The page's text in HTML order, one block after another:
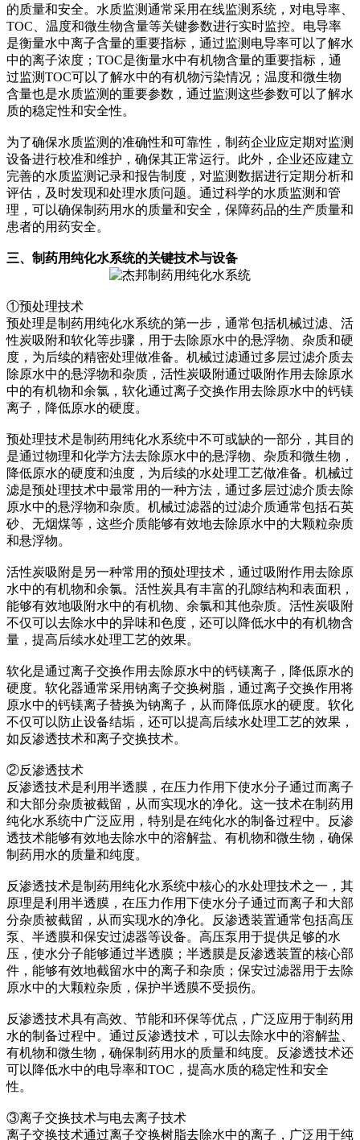
的质量和安全。水质监测通常采用在线监测系统，对电导率、
TOC、温度和微生物含量等关键参数进行实时监控。电导率
是衡量水中离子含量的重要指标，通过监测电导率可以了解水
中的离子浓度；TOC是衡量水中有机物含量的重要指标，通
过监测TOC可以了解水中的有机物污染情况；温度和微生物
含量也是水质监测的重要参数，通过监测这些参数可以了解水
质的稳定性和安全性。
为了确保水质监测的准确性和可靠性，制药企业应定期对监测
设备进行校准和维护，确保其正常运行。此外，企业还应建立
完善的水质监测记录和报告制度，对监测数据进行定期分析和
评估，及时发现和处理水质问题。通过科学的水质监测和管
理，可以确保制药用水的质量和安全，保障药品的生产质量和
患者的用药安全。
三、制药用纯化水系统的关键技术与设备
①预处理技术
预处理是制药用纯化水系统的第一步，通常包括机械过滤、活
性炭吸附和软化等步骤，用于去除原水中的悬浮物、杂质和硬
度，为后续的精密处理做准备。机械过滤通过多层过滤介质去
除原水中的悬浮物和杂质，活性炭吸附通过吸附作用去除原水
中的有机物和余氯，软化通过离子交换作用去除原水中的钙镁
离子，降低原水的硬度。
预处理技术是制药用纯化水系统中不可或缺的一部分，其目的
是通过物理和化学方法去除原水中的悬浮物、杂质和微生物，
降低原水的硬度和浊度，为后续的水处理工艺做准备。机械过
滤是预处理技术中最常用的一种方法，通过多层过滤介质去除
原水中的悬浮物和杂质。机械过滤器的过滤介质通常包括石英
砂、无烟煤等，这些介质能够有效地去除原水中的大颗粒杂质
和悬浮物。
活性炭吸附是另一种常用的预处理技术，通过吸附作用去除原
水中的有机物和余氯。活性炭具有丰富的孔隙结构和表面积，
能够有效地吸附水中的有机物、余氯和其他杂质。活性炭吸附
不仅可以去除水中的异味和色度，还可以降低水中的有机物含
量，提高后续水处理工艺的效果。
软化是通过离子交换作用去除原水中的钙镁离子，降低原水的
硬度。软化器通常采用钠离子交换树脂，通过离子交换作用将
原水中的钙镁离子替换为钠离子，从而降低原水的硬度。软化
不仅可以防止设备结垢，还可以提高后续水处理工艺的效果，
如反渗透技术和离子交换技术。
②反渗透技术
反渗透技术是利用半透膜，在压力作用下使水分子通过而离子
和大部分杂质被截留，从而实现水的净化。这一技术在制药用
纯化水系统中广泛应用，特别是在纯化水的制备过程中。反渗
透技术能够有效地去除水中的溶解盐、有机物和微生物，确保
制药用水的质量和纯度。
反渗透技术是制药用纯化水系统中核心的水处理技术之一，其
原理是利用半透膜，在压力作用下使水分子通过而离子和大部
分杂质被截留，从而实现水的净化。反渗透装置通常包括高压
泵、半透膜和保安过滤器等设备。高压泵用于提供足够的水
压，使水分子能够通过半透膜；半透膜是反渗透装置的核心部
件，能够有效地截留水中的离子和杂质；保安过滤器用于去除
原水中的大颗粒杂质，保护半透膜不受损伤。
反渗透技术具有高效、节能和环保等优点，广泛应用于制药用
水的制备过程中。通过反渗透技术，可以去除水中的溶解盐、
有机物和微生物，确保制药用水的质量和纯度。反渗透技术还
可以降低水中的电导率和TOC，提高水质的稳定性和安全
性。
③离子交换技术与电去离子技术
离子交换技术通过离子交换树脂去除水中的离子，广泛用于纯